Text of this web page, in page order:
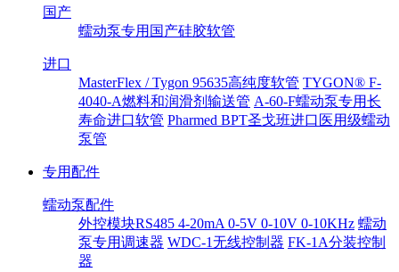
国产
蠕动泵专用国产硅胶软管
进口
MasterFlex / Tygon 95635高纯度软管 TYGON® F-
4040-A燃料和润滑剂输送管 A-60-F蠕动泵专用长
寿命进口软管 Pharmed BPT圣戈班进口医用级蠕动
泵管
专用配件
蠕动泵配件
外控模块RS485 4-20mA 0-5V 0-10V 0-10KHz 蠕动
泵专用调速器 WDC-1无线控制器 FK-1A分装控制
器